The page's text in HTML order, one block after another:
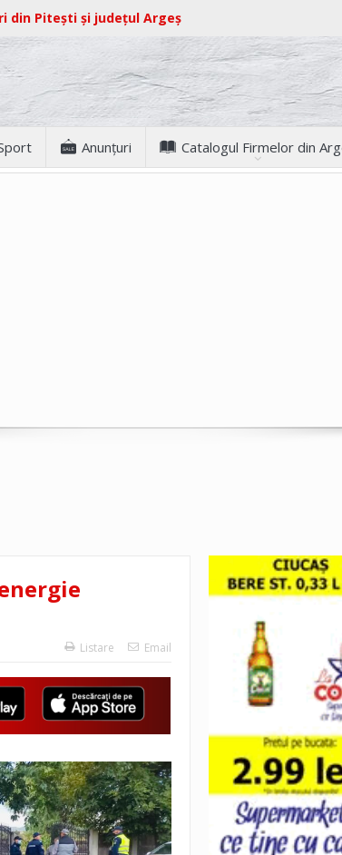
din Pitești și județul Argeș
Anunţuri Catalogul Firmelor din
Listare Email